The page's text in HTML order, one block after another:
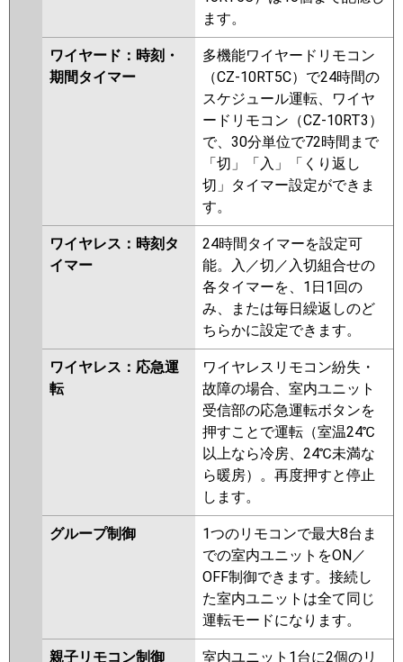
ます。
ワイヤード：時刻・
期間タイマー
多機能ワイヤードリモコン
（CZ-10RT5C）で24時間の
スケジュール運転、ワイヤ
ードリモコン（CZ-10RT3）
で、30分単位で72時間まで
「切」「入」「くり返し
切」タイマー設定ができま
す。
ワイヤレス：時刻タ
イマー
24時間タイマーを設定可
能。入／切／入切組合せの
各タイマーを、1日1回の
み、または毎日繰返しのど
ちらかに設定できます。
ワイヤレス：応急運
転
ワイヤレスリモコン紛失・
故障の場合、室内ユニット
受信部の応急運転ボタンを
押すことで運転（室温24℃
以上なら冷房、24℃未満な
ら暖房）。再度押すと停止
します。
グループ制御
1つのリモコンで最大8台ま
での室内ユニットをON／
OFF制御できます。接続し
た室内ユニットは全て同じ
運転モードになります。
親子リモコン制御 室内ユニット1台に2個のリ